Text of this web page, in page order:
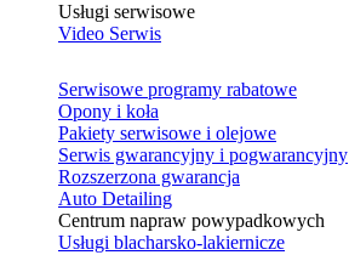
Usługi serwisowe
Video Serwis
Serwisowe programy rabatowe
Opony i koła
Pakiety serwisowe i olejowe
Serwis gwarancyjny i pogwarancyjny
Rozszerzona gwarancja
Auto Detailing
Centrum napraw powypadkowych
Usługi blacharsko-lakiernicze